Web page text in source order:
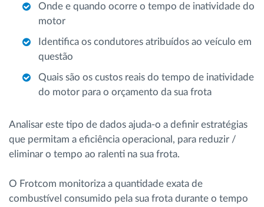
Onde e quando ocorre o tempo de inatividade do
motor
Identifica os condutores atribuídos ao veículo em
questão
Quais são os custos reais do tempo de inatividade
do motor para o orçamento da sua frota
Analisar este tipo de dados ajuda-o a definir estratégias
que permitam a eficiência operacional, para reduzir /
eliminar o tempo ao ralenti na sua frota.
O Frotcom monitoriza a quantidade exata de
combustível consumido pela sua frota durante o tempo